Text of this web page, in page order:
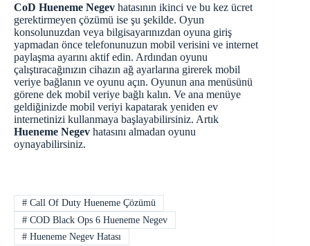
CoD Hueneme Negev hatasının ikinci ve bu kez ücret
gerektirmeyen çözümü ise şu şekilde. Oyun
konsolunuzdan veya bilgisayarınızdan oyuna giriş
yapmadan önce telefonunuzun mobil verisini ve internet
paylaşma ayarını aktif edin. Ardından oyunu
çalıştıracağınızın cihazın ağ ayarlarına girerek mobil
veriye bağlanın ve oyunu açın. Oyunun ana menüsünü
görene dek mobil veriye bağlı kalın. Ve ana menüye
geldiğinizde mobil veriyi kapatarak yeniden ev
internetinizi kullanmaya başlayabilirsiniz. Artık
Hueneme Negev hatasını almadan oyunu
oynayabilirsiniz.
#Call Of Duty Hueneme Çözümü
#COD Black Ops 6 Hueneme Negev
#Hueneme Negev Hatası